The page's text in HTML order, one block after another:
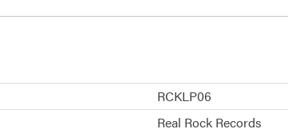
RCKLP06
Real Rock Records